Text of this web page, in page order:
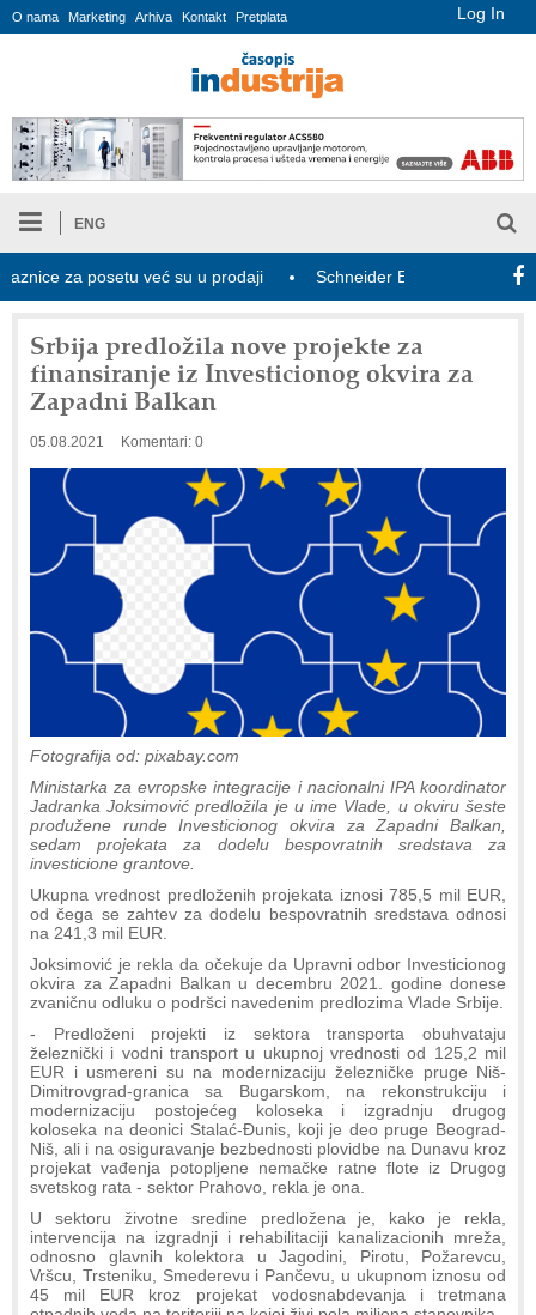
Log In
O nama Marketing Arhiva Kontakt Pretplata
ENG
za posetu već su u prodaji Schneider Electric i Kraken
Srbija predložila nove projekte za
finansiranje iz Investicionog okvira za
Zapadni Balkan
05.08.2021 Komentari: 0
Fotografija od: pixabay.com
Ministarka za evropske integracije i nacionalni IPA koordinator
Jadranka Joksimović predložila je u ime Vlade, u okviru šeste
produžene runde Investicionog okvira za Zapadni Balkan,
sedam projekata za dodelu bespovratnih sredstava za
investicione grantove.
Ukupna vrednost predloženih projekata iznosi 785,5 mil EUR,
od čega se zahtev za dodelu bespovratnih sredstava odnosi
na 241,3 mil EUR.
Joksimović je rekla da očekuje da Upravni odbor Investicionog
okvira za Zapadni Balkan u decembru 2021. godine donese
zvaničnu odluku o podršci navedenim predlozima Vlade Srbije.
- Predloženi projekti iz sektora transporta obuhvataju
železnički i vodni transport u ukupnoj vrednosti od 125,2 mil
EUR i usmereni su na modernizaciju železničke pruge Niš-
Dimitrovgrad-granica sa Bugarskom, na rekonstrukciju i
modernizaciju postojećeg koloseka i izgradnju drugog
koloseka na deonici Stalać-Đunis, koji je deo pruge Beograd-
Niš, ali i na osiguravanje bezbednosti plovidbe na Dunavu kroz
projekat vađenja potopljene nemačke ratne flote iz Drugog
svetskog rata - sektor Prahovo, rekla je ona.
U sektoru životne sredine predložena je, kako je rekla,
intervencija na izgradnji i rehabilitaciji kanalizacionih mreža,
odnosno glavnih kolektora u Jagodini, Pirotu, Požarevcu,
Vršcu, Trsteniku, Smederevu i Pančevu, u ukupnom iznosu od
45 mil EUR kroz projekat vodosnabdevanja i tretmana